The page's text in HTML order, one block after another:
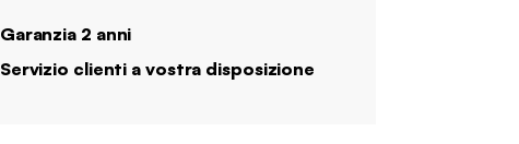
Garanzia 2 anni
Servizio clienti a vostra disposizione